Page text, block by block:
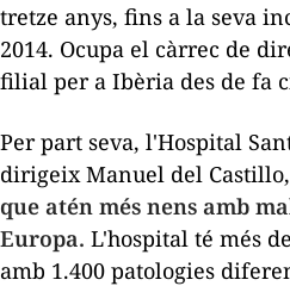
tretze anys, fins a la seva
2014. Ocupa el càrrec de
filial per a Ibèria des de fa
Per part seva, l'Hospital
dirigeix Manuel del Castillo,
que atén més nens amb
Europa. L'hospital té més
amb 1.400 patologies